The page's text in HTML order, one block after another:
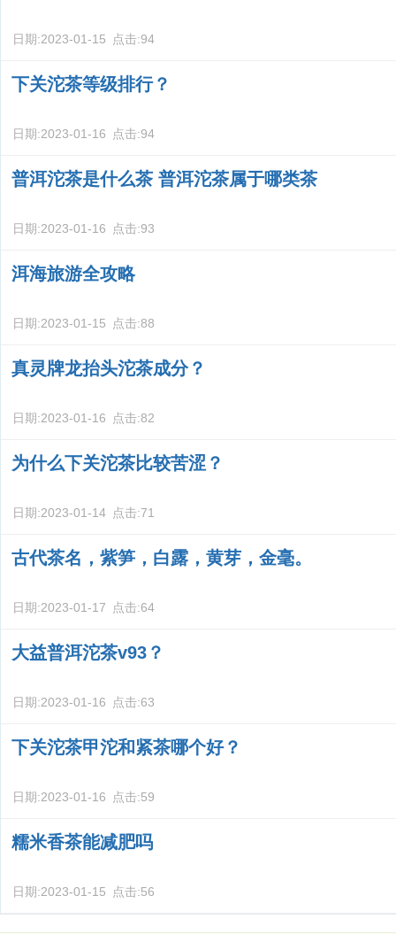
日期:2023-01-15 点击:94
下关沱茶等级排行？
日期:2023-01-16 点击:94
普洱沱茶是什么茶 普洱沱茶属于哪类茶
日期:2023-01-16 点击:93
洱海旅游全攻略
日期:2023-01-15 点击:88
真灵牌龙抬头沱茶成分？
日期:2023-01-16 点击:82
为什么下关沱茶比较苦涩？
日期:2023-01-14 点击:71
古代茶名，紫笋，白露，黄芽，金毫。
日期:2023-01-17 点击:64
大益普洱沱茶v93？
日期:2023-01-16 点击:63
下关沱茶甲沱和紧茶哪个好？
日期:2023-01-16 点击:59
糯米香茶能减肥吗
日期:2023-01-15 点击:56